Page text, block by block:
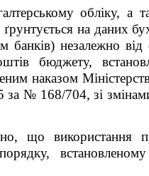
обліку, а
на даних
незалежно від
бюджету,
наказом
за № 168/704, зі
використання